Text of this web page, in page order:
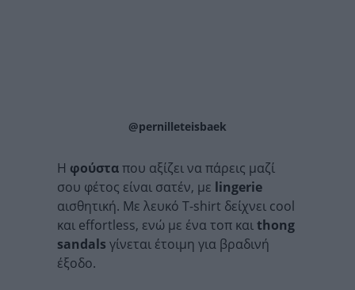
@pernilleteisbaek
Η φούσταπου αξίζει να πάρεις μαζί
σου φέτος είναι σατέν, με lingerie
αισθητική. Με λευκό T-shirt δείχνει cool
και effortless, ενώ με ένα τοπ καιthong
sandals γίνεται έτοιμη για βραδινή
έξοδο.